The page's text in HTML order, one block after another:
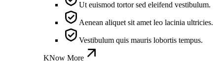
Ut euismod tortor sed eleifend vestibulum.
Aenean aliquet sit amet leo lacinia ultricies.
Vestibulum quis mauris lobortis tempus.
KNow More